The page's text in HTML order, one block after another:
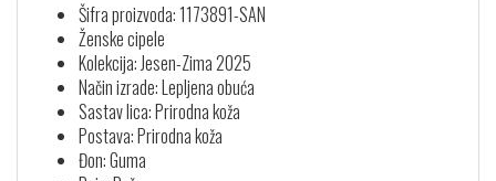
Šifra proizvoda: 1173891-SAN
Ženske cipele
Kolekcija: Jesen-Zima 2025
Način izrade: Lepljena obuća
Sastav lica: Prirodna koža
Postava: Prirodna koža
Đon: Guma